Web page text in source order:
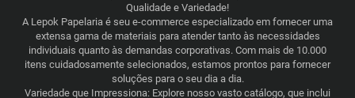
Qualidade e Variedade!
A Lepok Papelaria é seu e-commerce especializado em fornecer uma
extensa gama de materiais para atender tanto às necessidades
individuais quanto às demandas corporativas. Com mais de 10.000
itens cuidadosamente selecionados, estamos prontos para fornecer
soluções para o seu dia a dia.
Variedade que Impressiona: Explore nosso vasto catálogo, que inclui